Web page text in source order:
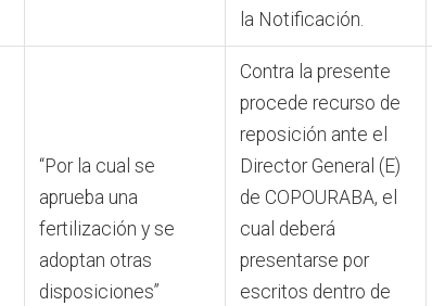
la Notificación.
“Por la cual se
aprueba una
fertilización y se
adoptan otras
disposiciones”
Contra la presente
procede recurso de
reposición ante el
Director General (E)
de COPOURABA, el
cual deberá
presentarse por
escritos dentro de